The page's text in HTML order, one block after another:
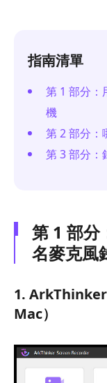
指南清單
第 1 部分：
機
第 2 部分：
第 3 部分：
第 1 部分
名麥克風
1.
Mac）